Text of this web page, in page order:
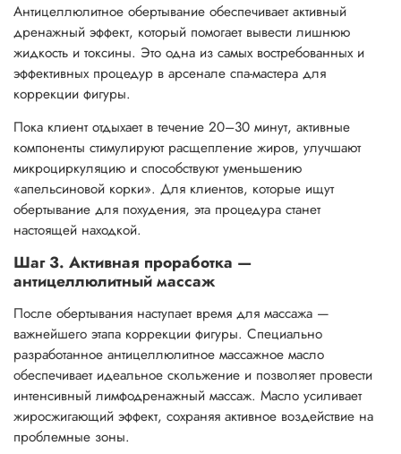
Антицеллюлитное обертывание обеспечивает активный
дренажный эффект, который помогает вывести лишнюю
жидкость и токсины. Это одна из самых востребованных и
эффективных процедур в арсенале спа-мастера для
коррекции фигуры.
Пока клиент отдыхает в течение 20–30 минут, активные
компоненты стимулируют расщепление жиров, улучшают
микроциркуляцию и способствуют уменьшению
«апельсиновой корки». Для клиентов, которые ищут
обертывание для похудения, эта процедура станет
настоящей находкой.
Шаг 3. Активная проработка —
антицеллюлитный массаж
После обертывания наступает время для массажа —
важнейшего этапа коррекции фигуры. Специально
разработанное антицеллюлитное массажное масло
обеспечивает идеальное скольжение и позволяет провести
интенсивный лимфодренажный массаж. Масло усиливает
жиросжигающий эффект, сохраняя активное воздействие на
проблемные зоны.